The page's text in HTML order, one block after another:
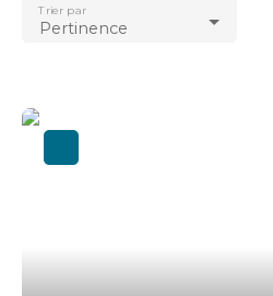
Arzon (56640)
Localisation
Surface min (m²)
Pertinence
Trier par